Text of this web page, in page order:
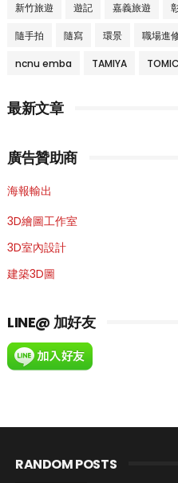
新竹旅遊 遊記 嘉義旅遊
隨手拍 隨寫 環景 職場進
ncnu emba TAMIYA
最新文章
廣告贊助商
海報輸出
3D繪圖工作室
3D室內設計
建築3D圖
LINE@ 加好友
RANDOM POSTS